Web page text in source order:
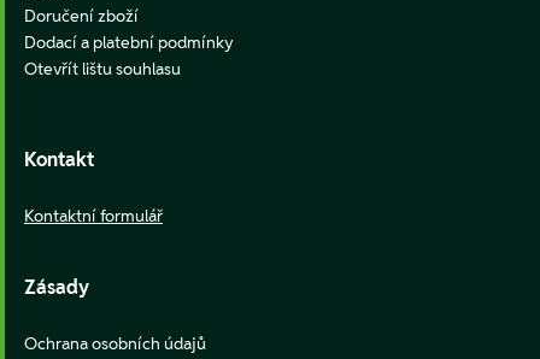
Doručení zboží
Dodací a platební podmínky
Otevřít lištu souhlasu
Kontakt
Kontaktní formulář
Zásady
Ochrana osobních údajů